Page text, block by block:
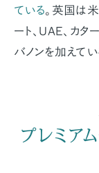
ている。英国は
ート、UAE、カタ
バノンを加えて
プレミア